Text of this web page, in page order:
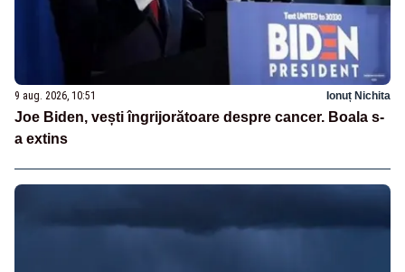
9 aug. 2026, 10:51 Ionuț Nichita
Joe Biden, vești îngrijorătoare despre cancer. Boala s-
a extins